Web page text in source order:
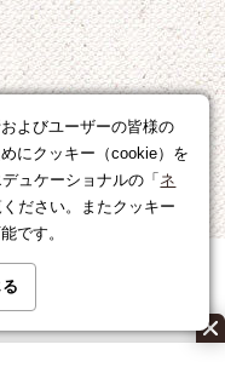
よびユーザーの皆様の
にクッキー（cookie）を
ュケーショナルの「 ネ
ださい。またクッキー
です。
プについて
いについて
合わせ